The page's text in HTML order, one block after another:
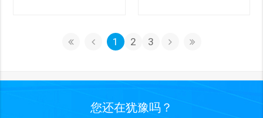
1 2 3
您还在犹豫吗？